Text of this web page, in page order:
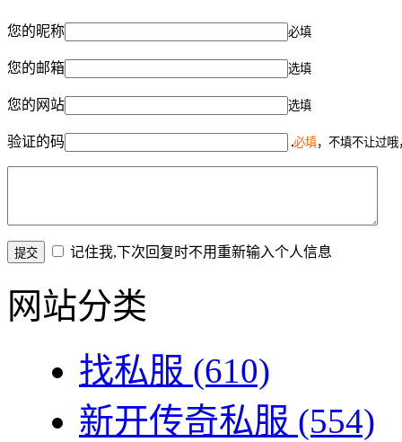
您的昵称 必填
您的邮箱 选填
您的网站 选填
验证的码 必填，不填不让过
记住我,下次回复时不用重新输入个人信息
网站分类
找私服 (610)
新开传奇私服 (554)